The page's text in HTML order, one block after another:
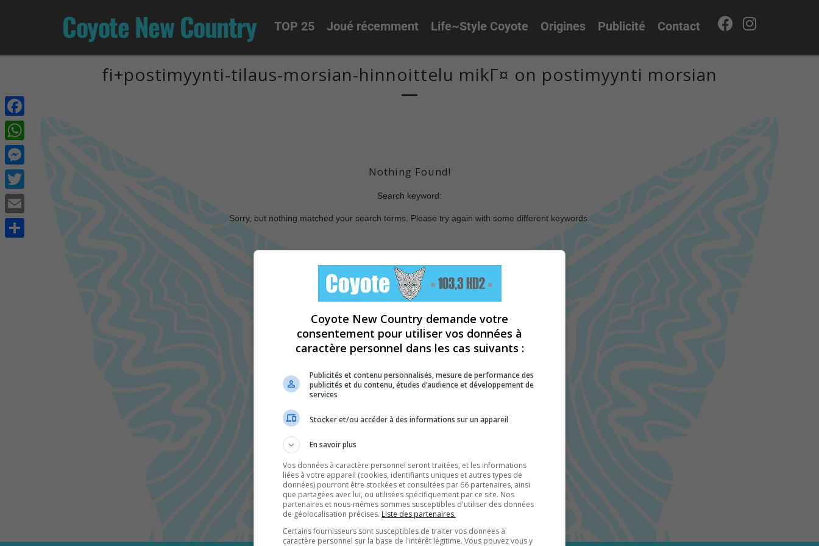
Coyote New Country TOP 25 Joué récemment Life~Style Coyote Origines Publicité Contact
fi+postimyynti-tilaus-morsian-hinnoittelu mikГ¤ on postimyynti morsian
Nothing Found!
Search keyword:
Sorry, but nothing matched your search terms. Please try again with some different keywords.
Facebook
WhatsApp
Messenger
Twitter
Email
Coyote New Country demande votre
consentement pour utiliser vos données à
caractère personnel dans les cas suivants :
Publicités et contenu personnalisés, mesure de performance des
publicités et du contenu, études d’audience et développement de
services
Stocker et/ou accéder à des informations sur un appareil
En savoir plus
Vos données à caractère personnel seront traitées, et les informations
liées à votre appareil (cookies, identifiants uniques et autres types de
données) pourront être stockées et consultées par 66 partenaires, ainsi
que partagées avec lui, ou utilisées spécifiquement par ce site. Nos
partenaires et nous-mêmes sommes susceptibles d'utiliser des données
de géolocalisation précises. Liste des partenaires.
Certains fournisseurs sont susceptibles de traiter vos données à
caractère personnel sur la base de l'intérêt légitime. Vous pouvez vous y